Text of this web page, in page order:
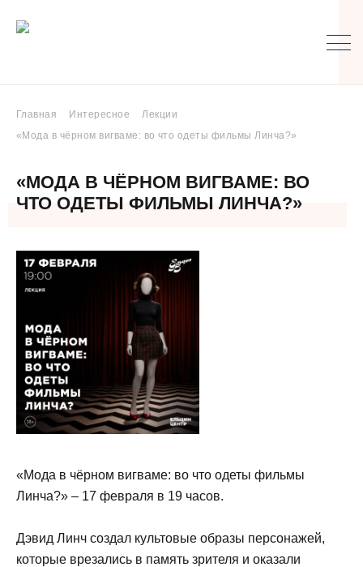
Главная Интересное
Лекции
«Мода в чёрном вигваме: во что одеты фильмы Линча?»
«МОДА В ЧЁРНОМ ВИГВАМЕ: ВО
ЧТО ОДЕТЫ ФИЛЬМЫ ЛИНЧА?»
«Мода в чёрном вигваме: во что одеты фильмы
Линча?» – 17 февраля в 19 часов.
Дэвид Линч создал культовые образы персонажей,
которые врезались в память зрителя и оказали